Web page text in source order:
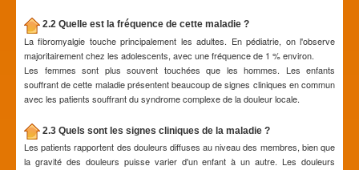
2.2 Quelle est la fréquence de cette maladie ?
La fibromyalgie touche principalement les adultes. En pédiatrie, on l'observe
majoritairement chez les adolescents, avec une fréquence de 1 % environ.
Les femmes sont plus souvent touchées que les hommes. Les enfants
souffrant de cette maladie présentent beaucoup de signes cliniques en commun
avec les patients souffrant du syndrome complexe de la douleur locale.
2.3 Quels sont les signes cliniques de la maladie ?
Les patients rapportent des douleurs diffuses au niveau des membres, bien que
la gravité des douleurs puisse varier d'un enfant à un autre. Les douleurs